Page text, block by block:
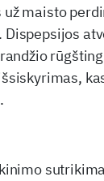
maisto